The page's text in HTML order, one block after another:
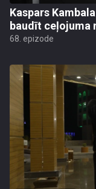
Kaspars
baudīt ceļojuma
68. epizode